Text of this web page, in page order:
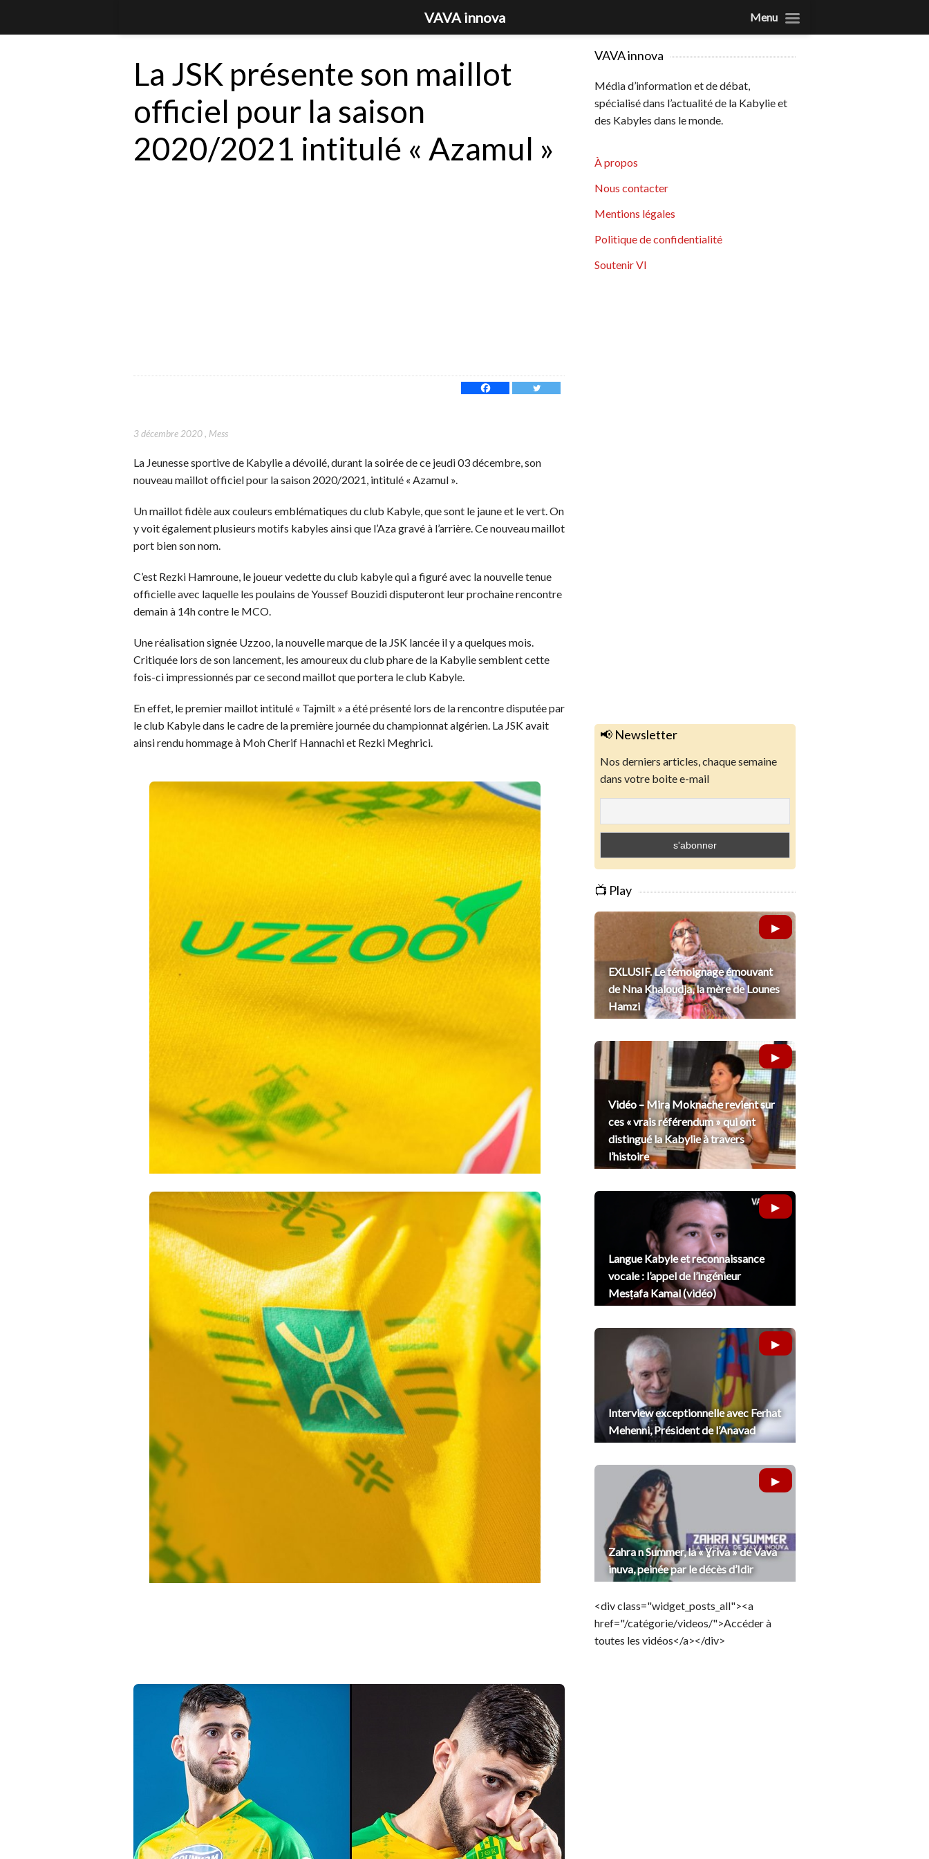
La JSK présente son maillot
officiel pour la saison
2020/2021 intitulé « Azamul »
3 décembre 2020, Mess
La Jeunesse sportive de Kabylie a dévoilé, durant la soirée de ce jeudi 03 décembre, son
nouveau maillot officiel pour la saison 2020/2021, intitulé « Azamul ».
Un maillot fidèle aux couleurs emblématiques du club Kabyle, que sont le jaune et le vert. On
y voit également plusieurs motifs kabyles ainsi que l’Aza gravé à l’arrière. Ce nouveau maillot
port bien son nom.
C’est Rezki Hamroune, le joueur vedette du club kabyle qui a figuré avec la nouvelle tenue
officielle avec laquelle les poulains de Youssef Bouzidi disputeront leur prochaine rencontre
demain à 14h contre le MCO.
Une réalisation signée Uzzoo, la nouvelle marque de la JSK lancée il y a quelques mois.
Critiquée lors de son lancement, les amoureux du club phare de la Kabylie semblent cette
fois-ci impressionnés par ce second maillot que portera le club Kabyle.
En effet, le premier maillot intitulé « Tajmilt » a été présenté lors de la rencontre disputée par
le club Kabyle dans le cadre de la première journée du championnat algérien. La JSK avait
ainsi rendu hommage à Moh Cherif Hannachi et Rezki Meghrici.
VAVA innova
Média d’information et de débat,
spécialisé dans l’actualité de la Kabylie et
des Kabyles dans le monde.
À propos
Nous contacter
Mentions légales
Politique de confidentialité
Soutenir VI
📢 Newsletter
Nos derniers articles, chaque semaine
dans votre boite e-mail
📺 Play
EXLUSIF. Le témoignage émouvant
de Nna Khaloudja, la mère de Lounes
Hamzi
Vidéo – Mira Moknache revient sur
ces « vrais référendum » qui ont
distingué la Kabylie à travers
l’histoire
Langue Kabyle et reconnaissance
vocale : l’appel de l’ingénieur
Mesṭafa Kamal (vidéo)
Interview exceptionnelle avec Ferhat
Mehenni, Président de l’Anavad
Zahra n Summer, la « Ɣriva » de Vava
inuva, peinée par le décès d’Idir
<div class="widget_posts_all"><a
href="/catégorie/videos/">Accéder à
toutes les vidéos</a></div>
VAVA innova Menu